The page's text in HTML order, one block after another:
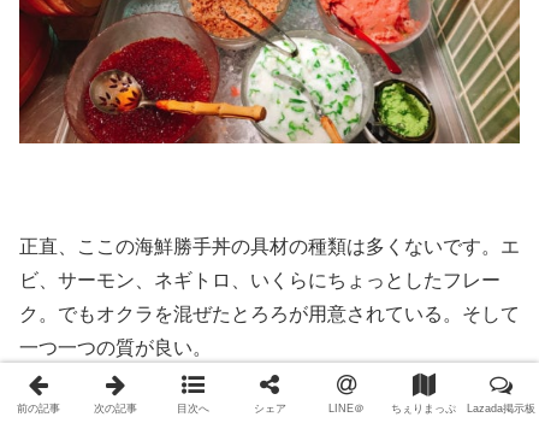
正直、ここの海鮮勝手丼の具材の種類は多くないです。エ
ビ、サーモン、ネギトロ、いくらにちょっとしたフレー
ク。でもオクラを混ぜたとろろが用意されている。そして
一つ一つの質が良い。
初日の、海鮮食材の数だけ自慢のところはどれも食べられ
前の記事 次の記事 目次へ シェア LINE＠ ちぇりまっぷ Lazada掲示板